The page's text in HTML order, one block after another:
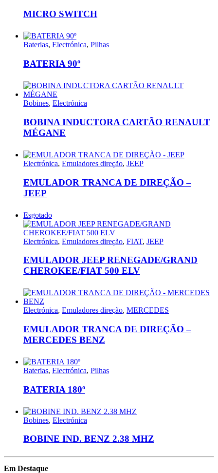
MICRO SWITCH
Baterias, Electrónica, Pilhas
BATERIA 90º
Bobines, Electrónica
BOBINA INDUCTORA CARTÃO RENAULT
MÉGANE
Electrónica, Emuladores direção, JEEP
EMULADOR TRANCA DE DIREÇÃO –
JEEP
Esgotado
Electrónica, Emuladores direção, FIAT, JEEP
EMULADOR JEEP RENEGADE/GRAND
CHEROKEE/FIAT 500 ELV
Electrónica, Emuladores direção, MERCEDES
EMULADOR TRANCA DE DIREÇÃO –
MERCEDES BENZ
Baterias, Electrónica, Pilhas
BATERIA 180º
Bobines, Electrónica
BOBINE IND. BENZ 2.38 MHZ
Em Destaque